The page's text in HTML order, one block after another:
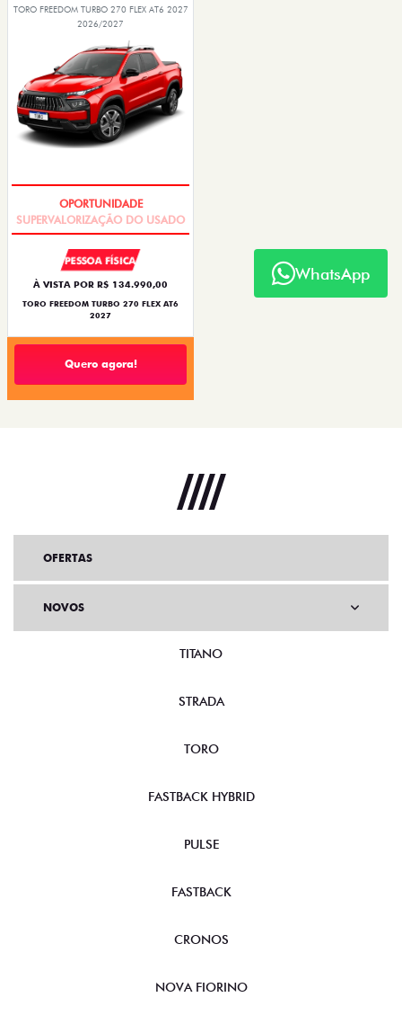
TORO FREEDOM TURBO 270 FLEX AT6 2027
2026/2027
PESSOA FÍSICA
À VISTA POR R$ 134.990,00
TORO FREEDOM TURBO 270 FLEX AT6
2027
Quero agora!
WhatsApp
OFERTAS
NOVOS
TITANO
STRADA
TORO
FASTBACK HYBRID
PULSE
FASTBACK
CRONOS
NOVA FIORINO